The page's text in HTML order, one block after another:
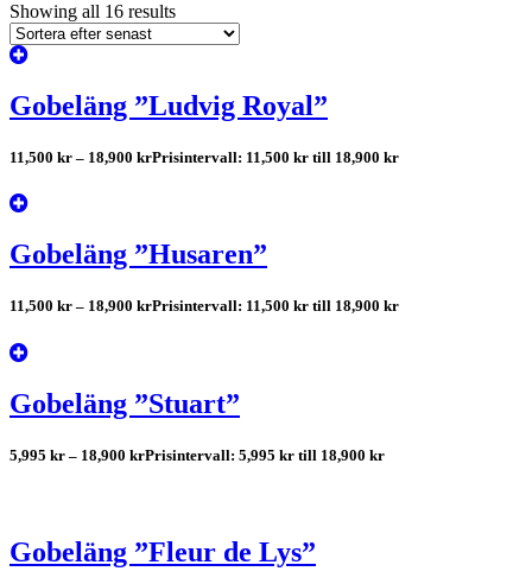
Showing all 16 results
Gobeläng ”Ludvig Royal”
11,500 kr – 18,900 krPrisintervall: 11,500 kr till 18,900 kr
Gobeläng ”Husaren”
11,500 kr – 18,900 krPrisintervall: 11,500 kr till 18,900 kr
Gobeläng ”Stuart”
5,995 kr – 18,900 krPrisintervall: 5,995 kr till 18,900 kr
Gobeläng ”Fleur de Lys”